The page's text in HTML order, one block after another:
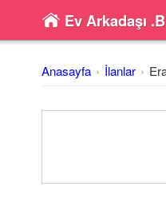
Ev Arkadaşı
Anasayfa İlanlar